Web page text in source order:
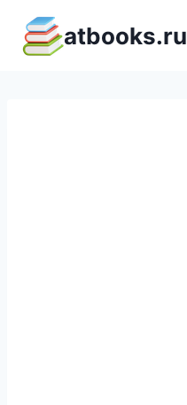
содержимому
atbooks.ru